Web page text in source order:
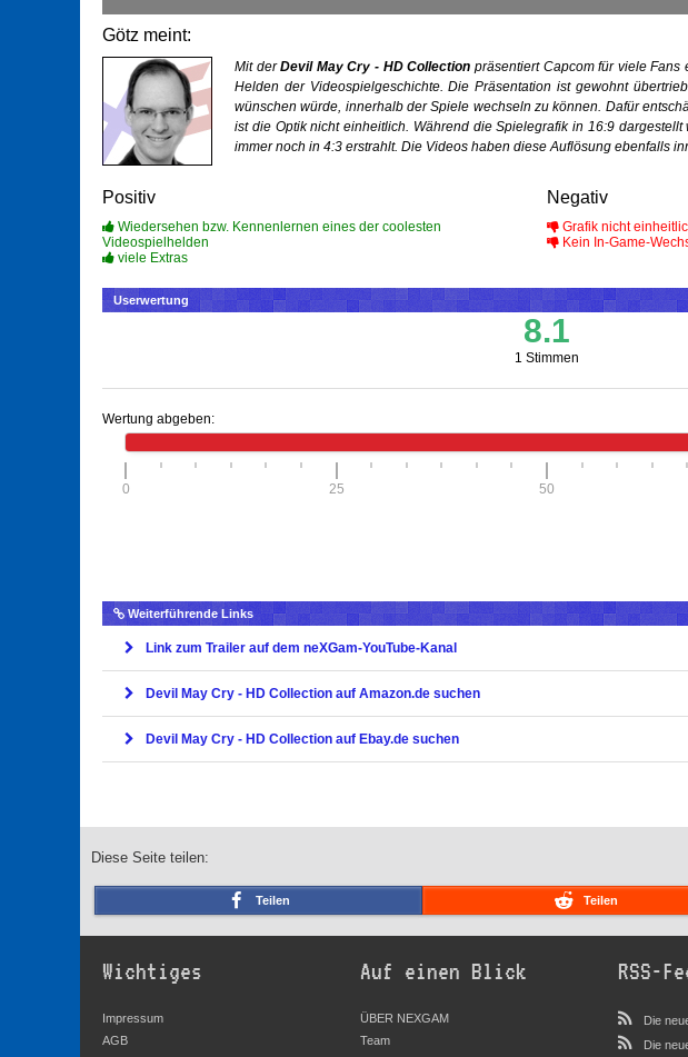
Götz meint:
Mit derDevil May Cry - HD Collection präsentiert Capcom für viele
Helden der Videospielgeschichte. Die Präsentation ist gewohnt
wünschen würde, innerhalb der Spiele wechseln zu können. Dafür
ist die Optik nicht einheitlich. Während die Spielegrafik in 16:9
immer noch in 4:3 erstrahlt. Die Videos haben diese Auflösung ebenfalls
Positiv
Wiedersehen bzw. Kennenlernen eines der coolesten
Videospielhelden
viele Extras
Negativ
Grafik nicht
Kein In-Game-
Userwertung
8.1
1 Stimmen
Wertung abgeben:
0 25 50
Weiterführende Links
Link zum Trailer auf dem neXGam-YouTube-Kanal
Devil May Cry - HD Collection auf Amazon.de suchen
Devil May Cry - HD Collection auf Ebay.de suchen
Diese Seite teilen:
Teilen Teilen
Wichtiges
Impressum
AGB
Auf einen Blick
ÜBER NEXGAM
Team
RSS-
Die
Die